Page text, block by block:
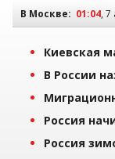
В Москве: 01:04, 7
Киевская
В России
Россия
Россия